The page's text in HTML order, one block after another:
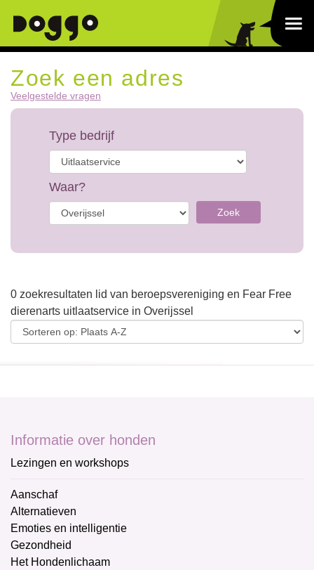
Zoek een adres
Veelgestelde vragen
Type bedrijf
Waar?
Zoek
0 zoekresultaten lid van beroepsvereniging en Fear Free
dierenarts uitlaatservice in Overijssel
Informatie over honden
Lezingen en workshops
Aanschaf
Alternatieven
Emoties en intelligentie
Gezondheid
Het Hondenlichaam